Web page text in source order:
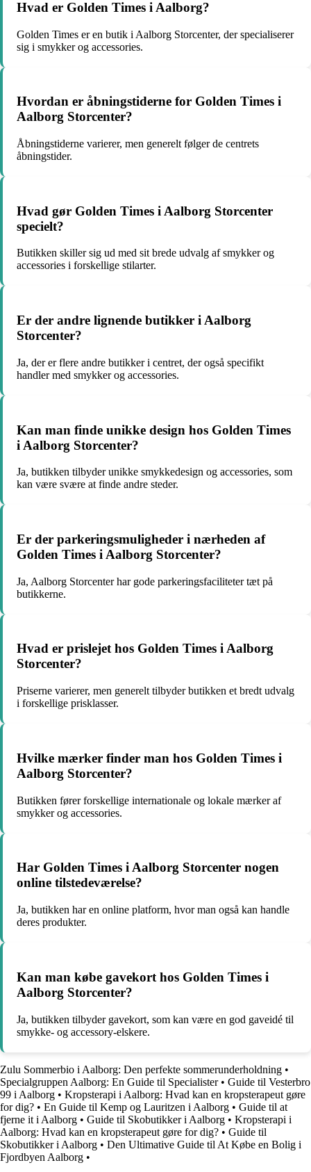
Hvad er Golden Times i Aalborg?
Golden Times er en butik i Aalborg Storcenter, der specialiserer
sig i smykker og accessories.
Hvordan er åbningstiderne for Golden Times i
Aalborg Storcenter?
Åbningstiderne varierer, men generelt følger de centrets
åbningstider.
Hvad gør Golden Times i Aalborg Storcenter
specielt?
Butikken skiller sig ud med sit brede udvalg af smykker og
accessories i forskellige stilarter.
Er der andre lignende butikker i Aalborg
Storcenter?
Ja, der er flere andre butikker i centret, der også specifikt
handler med smykker og accessories.
Kan man finde unikke design hos Golden Times
i Aalborg Storcenter?
Ja, butikken tilbyder unikke smykkedesign og accessories, som
kan være svære at finde andre steder.
Er der parkeringsmuligheder i nærheden af
Golden Times i Aalborg Storcenter?
Ja, Aalborg Storcenter har gode parkeringsfaciliteter tæt på
butikkerne.
Hvad er prislejet hos Golden Times i Aalborg
Storcenter?
Priserne varierer, men generelt tilbyder butikken et bredt udvalg
i forskellige prisklasser.
Hvilke mærker finder man hos Golden Times i
Aalborg Storcenter?
Butikken fører forskellige internationale og lokale mærker af
smykker og accessories.
Har Golden Times i Aalborg Storcenter nogen
online tilstedeværelse?
Ja, butikken har en online platform, hvor man også kan handle
deres produkter.
Kan man købe gavekort hos Golden Times i
Aalborg Storcenter?
Ja, butikken tilbyder gavekort, som kan være en god gaveidé til
smykke- og accessory-elskere.
Zulu Sommerbio i Aalborg: Den perfekte sommerunderholdning •
Specialgruppen Aalborg: En Guide til Specialister• Guide til Vesterbro
99 i Aalborg • Kropsterapi i Aalborg: Hvad kan en kropsterapeut gøre
for dig? • En Guide til Kemp og Lauritzen i Aalborg • Guide til at
fjerne it i Aalborg • Guide til Skobutikker i Aalborg • Kropsterapi i
Aalborg: Hvad kan en kropsterapeut gøre for dig? • Guide til
Skobutikker i Aalborg • Den Ultimative Guide til At Købe en Bolig i
Fjordbyen Aalborg •